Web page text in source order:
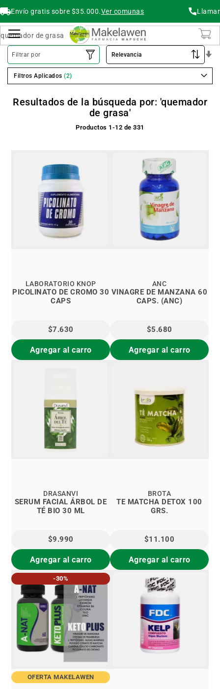
Envío gratis sobre $35.000.Ver comunas Llamar
Resultados de la búsqueda por: 'quemador
de grasa'
Productos 1 -12 de331
PICOLINATO DE CROMO 30
CAPS
LABORATORIO KNOP
$7.630
Agregar al carro
VINAGRE DE MANZANA 60
CAPS. (ANC)
ANC
$5.680
Agregar al carro
SERUM FACIAL ÁRBOL DE
TÉ BIO 30 ML
DRASANVI
$9.990
Agregar al carro
TE MATCHA DETOX 100
GRS.
BROTA
$11.100
Agregar al carro
-30%
OFERTA MAKELAWEN
Filtrar por
Filtros Aplicados